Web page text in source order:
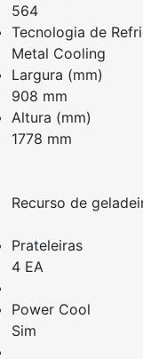
564
Tecnologia de
Metal Cooling
Largura (mm)
908 mm
Altura (mm)
1778 mm
Recurso de
Prateleiras
4 EA
Power Cool
Sim